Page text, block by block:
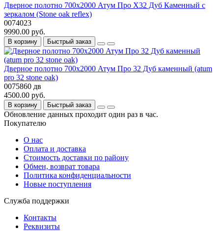
Дверное полотно 700x2000 Атум Про Х32 Дуб Каменный с
зеркалом (Stone oak reflex)
0074023
9990.00 руб.
В корзину Быстрый заказ
Дверное полотно 700x2000 Атум Про 32 Дуб каменный (atum
pro 32 stone oak)
0075860 дв
4500.00 руб.
В корзину Быстрый заказ
Обновление данных проходит один раз в час.
Покупателю
О нас
Оплата и доставка
Стоимость доставки по району
Обмен, возврат товара
Политика конфиденциальности
Новые поступления
Служба поддержки
Контакты
Реквизиты